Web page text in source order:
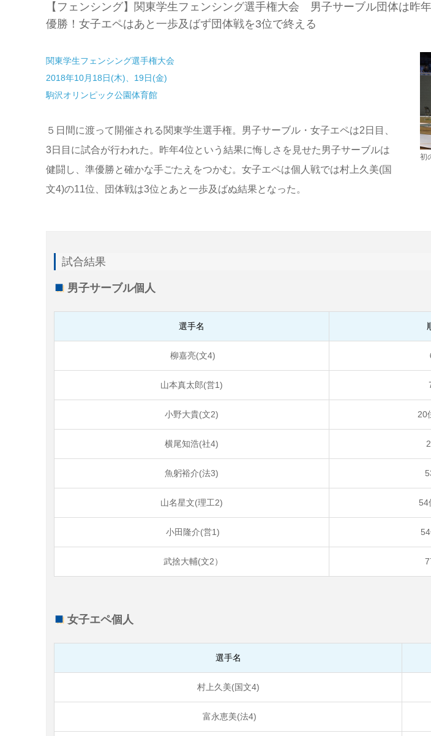
【フェンシング】関東学生フェンシング選手権大会 男子サーブル団体は昨
優勝！女子エペはあと一歩及ばず団体戦を3位で終える
関東学生フェンシング選手権大会
2018年10月18日(木)、19日(金)
駒沢オリンピック公園体育館
５日間に渡って開催される関東学生選手権。男子サーブル・女子エペは2日目、
3日目に試合が行われた。昨年4位という結果に悔しさを見せた男子サーブルは
健闘し、準優勝と確かな手ごたえをつかむ。女子エペは個人戦では村上久美(国
文4)の11位、団体戦は3位とあと一歩及ばぬ結果となった。
初
試合結果
男子サーブル個人
選手名
柳嘉亮(文4)
山本真太郎(営1)
小野大貴(文2) 20
横尾知浩(社4)
魚躬裕介(法3)
山名星文(理工2) 54
小田隆介(営1) 54
武捨大輔(文2）
女子エペ個人
選手名
村上久美(国文4)
富永恵美(法4)